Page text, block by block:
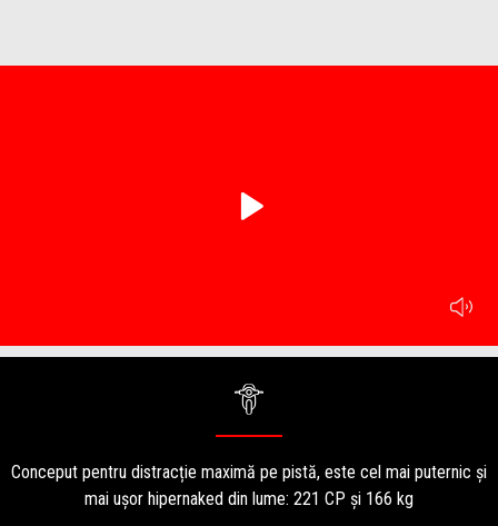
play
Item
1
Item
1
Conceput pentru distracție maximă pe pistă, este cel mai puternic și
mai ușor hipernaked din lume: 221 CP și 166 kg